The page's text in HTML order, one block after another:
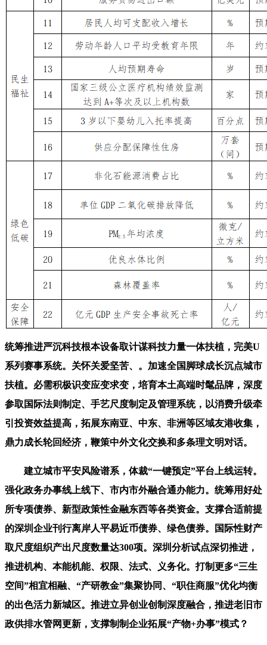
统筹推进严沉科技根本设备取计谋科技力量一体扶植，完美U
系列赛事系统。关怀关爱坚苦、。加速全国脚球成长沉点城市
扶植。必需积极识变应变求变，培育本土高端时髦品牌，深度
参取国际法则制定、手艺尺度制定及管理系统，以消费升级牵
引投资效益提高，拓展东南亚、中东、非洲等区域友港收集，
鼎力成长轮回经济，鞭策中外文化交换和多条理文明对话。
建立城市平安风险谱系，体裁“一键预定”平台上线运转。
强化政务办事线上线下、市内市外融合通办能力。统筹用好处
所专项债券、新型政策性金融东西等各类资金。支撑合适前提
的深圳企业刊行离岸人平易近币债券、绿色债券。国际性财产
取尺度组织产出尺度数量达300项。深圳分析试点深切推进，
推进机构、本能机能、权限、法式、义务化。打制更多“三生
空间”相宜相融、“产研教金”集聚协同、“职住商服”优化均衡
的出色活力新城区。推进立异创业创制深度融合，推进老旧市
政供排水管网更新，支撑制制企业拓展“产物+办事”模式？